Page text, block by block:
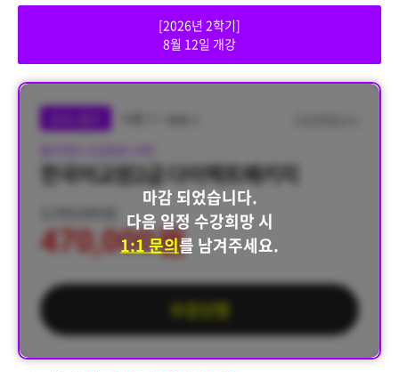
[2026년 2학기]
8월 12일 개강
한국어교원2급 다이렉트패키지
470,000원
수강신청
마감 되었습니다.
다음 일정 수강희망 시
1:1 문의를 남겨주세요.